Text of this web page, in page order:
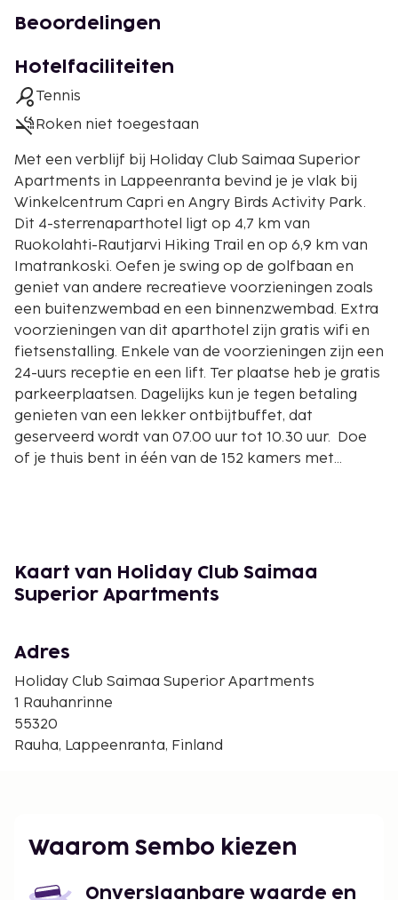
Beoordelingen
Hotelfaciliteiten
Tennis
Roken niet toegestaan
Met een verblijf bij Holiday Club Saimaa Superior
Apartments in Lappeenranta bevind je je vlak bij
Winkelcentrum Capri en Angry Birds Activity Park.
Dit 4-sterrenaparthotel ligt op 4,7 km van
Ruokolahti-Rautjarvi Hiking Trail en op 6,9 km van
Imatrankoski. Oefen je swing op de golfbaan en
geniet van andere recreatieve voorzieningen zoals
een buitenzwembad en een binnenzwembad. Extra
voorzieningen van dit aparthotel zijn gratis wifi en
fietsenstalling. Enkele van de voorzieningen zijn een
24-uurs receptie en een lift. Ter plaatse heb je gratis
parkeerplaatsen. Dagelijks kun je tegen betaling
genieten van een lekker ontbijtbuffet, dat
geserveerd wordt van 07.00 uur tot 10.30 uur. Doe
of je thuis bent in één van de 152 kamers met
een strijkplank/strijkijzer.
Kaart van Holiday Club Saimaa
Superior Apartments
Adres
Holiday Club Saimaa Superior Apartments
1 Rauhanrinne
55320
Rauha, Lappeenranta, Finland
Waarom Sembo kiezen
Onverslaanbare waarde en